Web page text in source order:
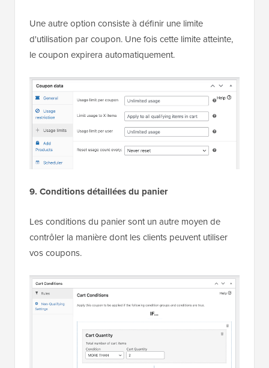
Une autre option consiste à définir une limite
d'utilisation par coupon. Une fois cette limite atteinte,
le coupon expirera automatiquement.
9. Conditions détaillées du panier
Les conditions du panier sont un autre moyen de
contrôler la manière dont les clients peuvent utiliser
vos coupons.